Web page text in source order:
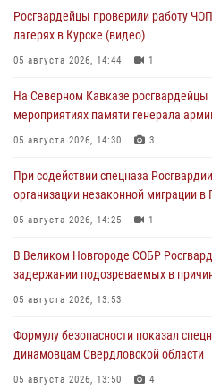
Росгвардейцы проверили работу
лагерях в Курске (видео)
05 августа 2026, 14:44 1
На Северном Кавказе росгвардейцы
мероприятиях памяти генерала
05 августа 2026, 14:30 3
При содействии спецназа
организации незаконной миграции
05 августа 2026, 14:25 1
В Великом Новгороде СОБР
задержании подозреваемых в
05 августа 2026, 13:53
Формулу безопасности показал
динамовцам Свердловской области
05 августа 2026, 13:50 4